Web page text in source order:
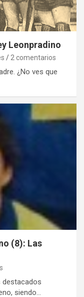
Leonpradino
2 comentarios
¿No ves que
(8): Las
destacados
siendo…